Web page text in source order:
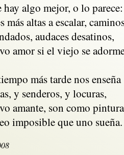
hay algo mejor, o lo parece:
más altas a escalar,
audaces desatinos,
amor si el viejo se
más tarde nos enseña
y senderos, y locuras,
amante, son como
imposible que uno sueña.